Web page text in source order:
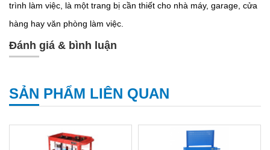
trình làm việc, là một trang bị cần thiết cho nhà máy, garage, cửa
hàng hay văn phòng làm việc.
Đánh giá & bình luận
SẢN PHẨM LIÊN QUAN